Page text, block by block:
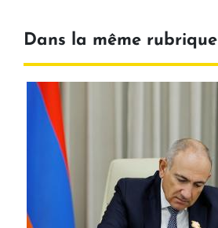
Dans la même rubrique